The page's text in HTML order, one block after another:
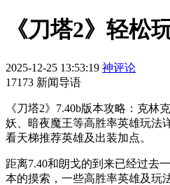
《刀塔2》轻松
2025-12-25 13:53:19 神评论
17173 新闻导语
《刀塔2》7.40b版本攻略：克林
妖、暗夜魔王等高胜率英雄玩法
看天梯推荐英雄及出装加点。
距离7.40和朗戈的到来已经过去
本的摸索，一些高胜率英雄及玩